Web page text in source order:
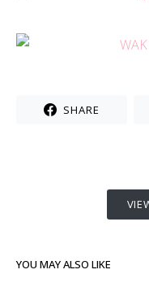
SHARE
YOU MAY ALSO LIKE